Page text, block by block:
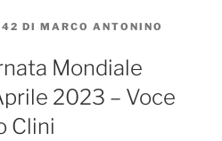
DI MARCO ANTONINO
Mondiale
2023 – Voce
Clini